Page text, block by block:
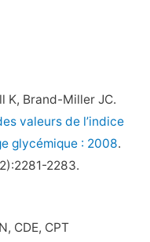
K, Brand-Miller JC.
valeurs de l’indice
glycémique : 2008.
2283.
CDE, CPT